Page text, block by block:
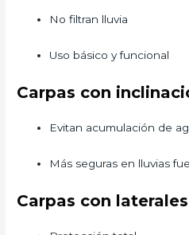
No filtran lluvia
Uso básico y funcional
Carpas con
Evitan acumulación de
Más seguras en lluvias
Carpas con laterales